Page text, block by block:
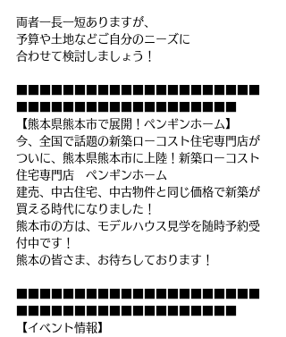
両者一長一短ありますが、
予算や土地などご自分のニーズに
合わせて検討しましょう！
【熊本県熊本市で展開！ペンギンホーム】
今、全国で話題の新築ローコスト住宅専門店が
ついに、熊本県熊本市に上陸！新築ローコスト
住宅専門店　ペンギンホーム
建売、中古住宅、中古物件と同じ価格で新築が
買える時代になりました！
熊本市の方は、モデルハウス見学を随時予約受
付中です！
熊本の皆さま、お待ちしております！
【イベント情報】